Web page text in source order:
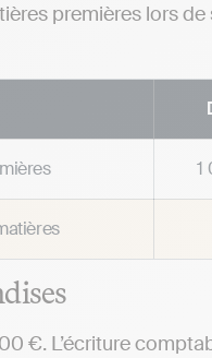
premières lors de
1
€. L’écriture